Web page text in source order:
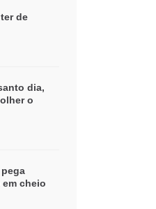
de
dia,
o
cheio